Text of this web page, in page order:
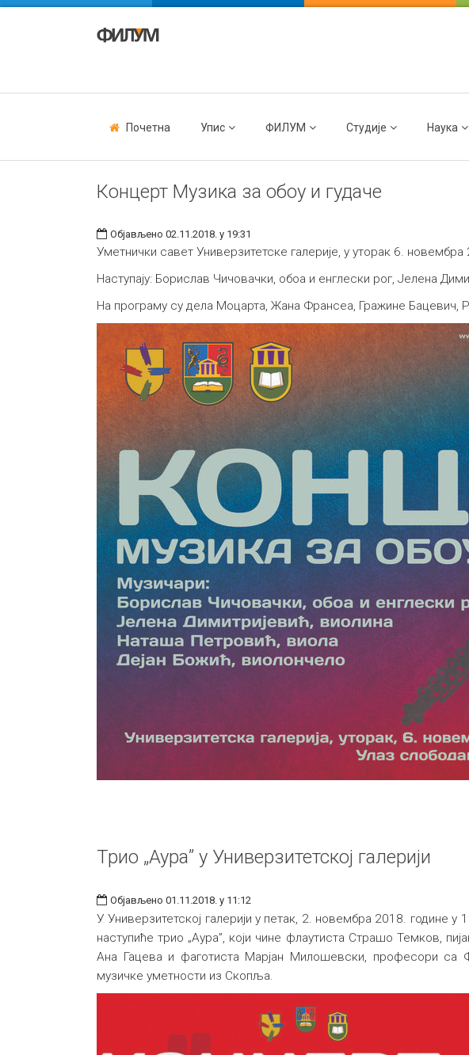
Почетна Упис ФИЛУМ Студије Наука
Концерт Музика за обоу и гудаче
Објављено 02.11.2018. у 19:31
Уметнички савет Универзитетске галерије, у уторак 6.
Наступају: Борислав Чичовачки, обоа и енглески рог, Јелена
На програму су дела Моцарта, Жана Франсеа, Гражине Бацевич,
Трио „Аура” у Универзитетској галерији
Објављено 01.11.2018. у 11:12
У Универзитетској галерији у петак, 2. новембра 2018. године у
наступиће трио „Аура”, који чине флаутиста Страшо Темков,
Ана Гацева и фаготиста Марјан Милошевски, професори са
музичке уметности из Скопља.